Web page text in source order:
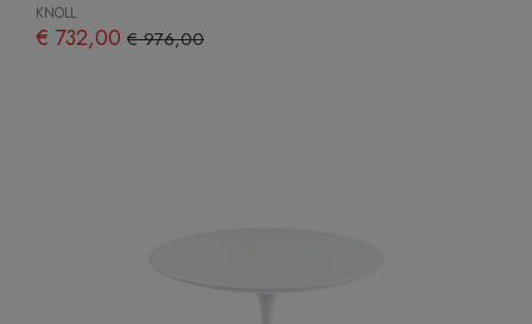
KNOLL
€ 732,00 € 976,00